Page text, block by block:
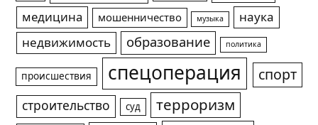
медицина
мошенничество музыка
наука
недвижимость
образование политика
происшествия спецоперация спорт
строительство суд терроризм